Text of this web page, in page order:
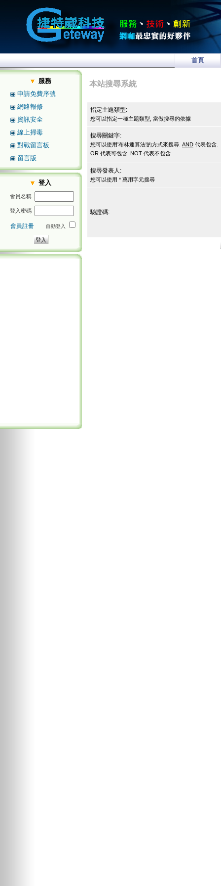
首頁
服務
申請免費序號
網路報修
資訊安全
線上掃毒
對戰留言板
留言版
登入
會員名稱
登入密碼
會員註冊 自動登入
本站搜尋系統
指定主題類型:
您可以指定一種主題類型, 當做搜尋的依據
搜尋關鍵字:
您可以使用'布林運算法'的方式來搜尋. AND 代表包含.
OR 代表可包含. NOT 代表不包含.
搜尋發表人:
您可以使用 * 萬用字元搜尋
驗證碼: